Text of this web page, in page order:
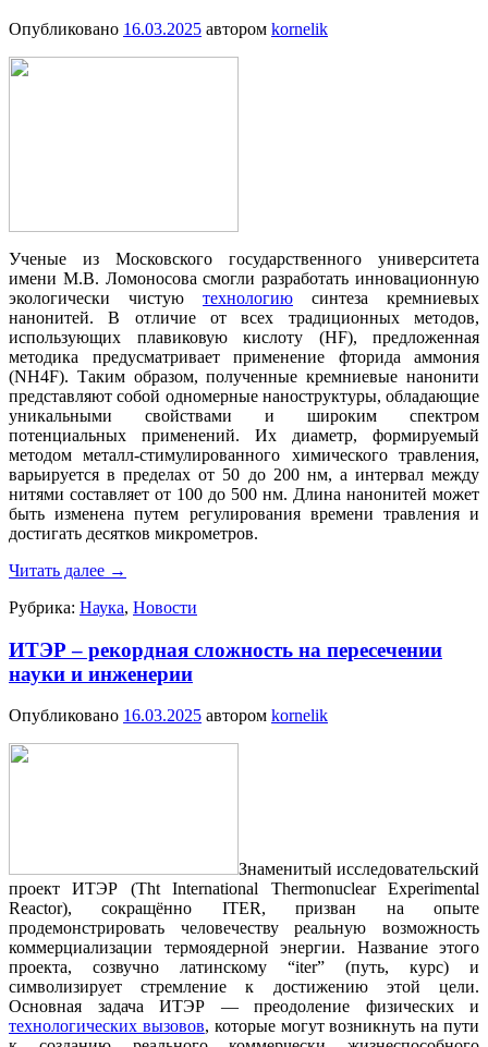
Опубликовано 16.03.2025 автором kornelik
Ученые из Московского государственного университета
имени М.В. Ломоносова смогли разработать инновационную
экологически чистую технологию синтеза кремниевых
нанонитей. В отличие от всех традиционных методов,
использующих плавиковую кислоту (HF), предложенная
методика предусматривает применение фторида аммония
(NH4F). Таким образом, полученные кремниевые нанонити
представляют собой одномерные наноструктуры, обладающие
уникальными свойствами и широким спектром
потенциальных применений. Их диаметр, формируемый
методом металл-стимулированного химического травления,
варьируется в пределах от 50 до 200 нм, а интервал между
нитями составляет от 100 до 500 нм. Длина нанонитей может
быть изменена путем регулирования времени травления и
достигать десятков микрометров.
Читать далее →
Рубрика: Наука, Новости
ИТЭР – рекордная сложность на пересечении
науки и инженерии
Опубликовано 16.03.2025 автором kornelik
Знаменитый исследовательский
проект ИТЭР (Tht International Thermonuclear Experimental
Reactor), сокращённо ITER, призван на опыте
продемонстрировать человечеству реальную возможность
коммерциализации термоядерной энергии. Название этого
проекта, созвучно латинскому “iter” (путь, курс) и
символизирует стремление к достижению этой цели.
Основная задача ИТЭР — преодоление физических и
технологических вызовов, которые могут возникнуть на пути